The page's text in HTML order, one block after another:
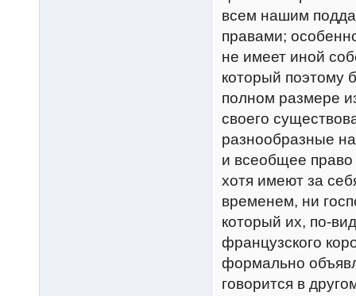
всем нашим
правами;
не имеет иной
который поэтому
полном размере
своего
разнообразные
и всеобщее право
хотя имеют за
временем, ни
который их, по-
французского
формально
говорится в